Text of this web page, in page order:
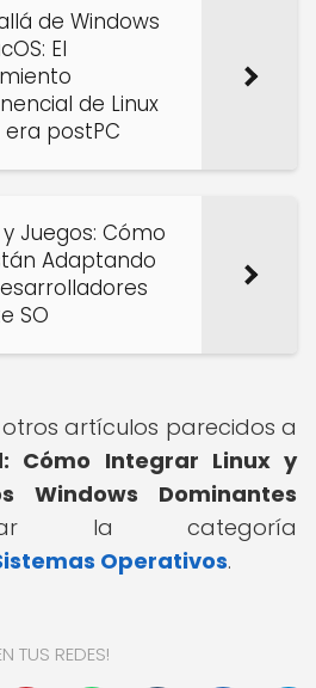
de Windows
El
de Linux
postPC
y Juegos: Cómo
Adaptando
SO
artículos parecidos a
Cómo Integrar Linux y
Windows Dominantes
la categoría
Operativos.
TUS REDES!